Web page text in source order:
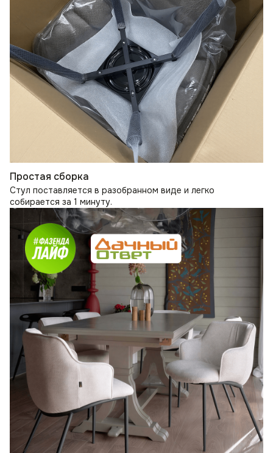
Простая сборка
Стул поставляется в разобранном виде и легко
собирается за 1 минуту.